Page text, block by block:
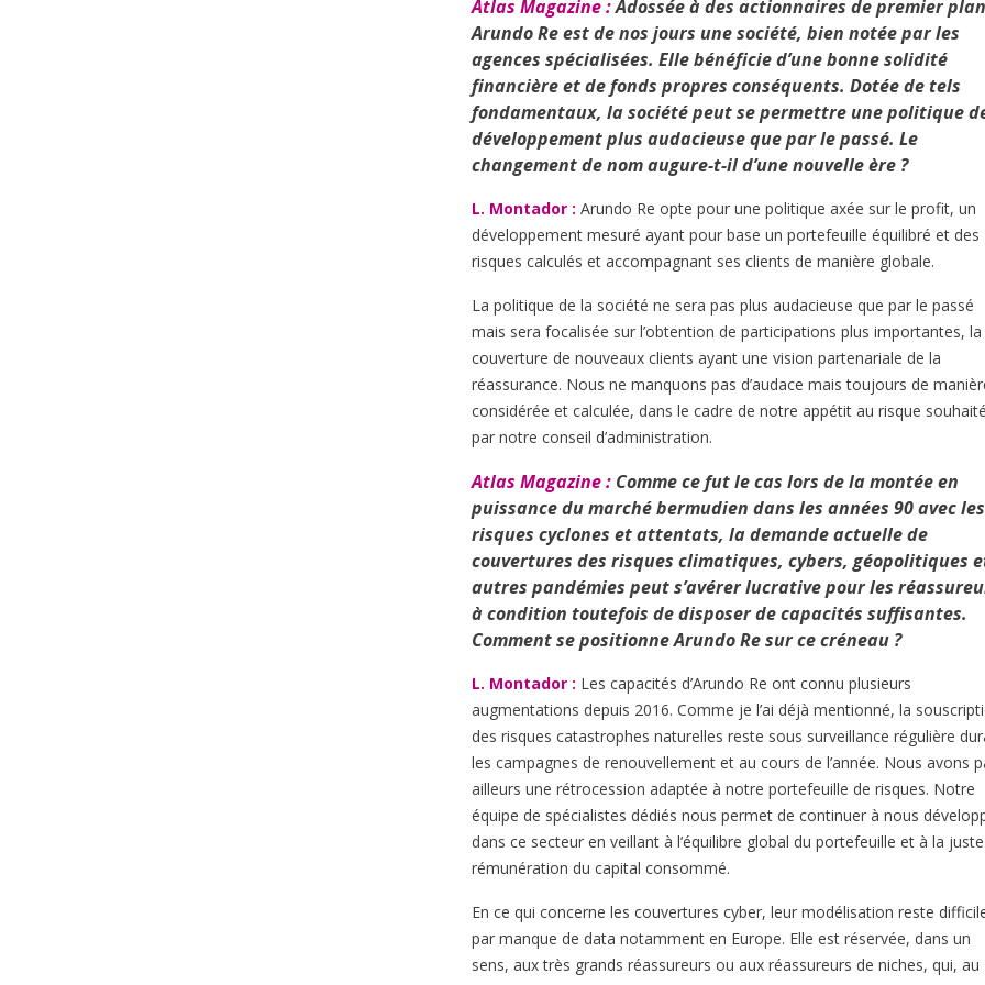
Atlas Magazine :Adossée à des actionnaires de premier
Arundo Re est de nos jours une société, bien notée par les
agences spécialisées. Elle bénéficie d’une bonne solidité
financière et de fonds propres conséquents. Dotée de tels
fondamentaux, la société peut se permettre une politique
développement plus audacieuse que par le passé. Le
changement de nom augure-t-il d’une nouvelle ère ?
L. Montador : Arundo Re opte pour une politique axée sur le profit, un
développement mesuré ayant pour base un portefeuille équilibré et des
risques calculés et accompagnant ses clients de manière globale.
La politique de la société ne sera pas plus audacieuse que par le passé
mais sera focalisée sur l’obtention de participations plus importantes, la
couverture de nouveaux clients ayant une vision partenariale de la
réassurance. Nous ne manquons pas d’audace mais toujours de
considérée et calculée, dans le cadre de notre appétit au risque souhaité
par notre conseil d’administration.
Atlas Magazine : Comme ce fut le cas lors de la montée en
puissance du marché bermudien dans les années 90 avec les
risques cyclones et attentats, la demande actuelle de
couvertures des risques climatiques, cybers, géopolitiques
autres pandémies peut s’avérer lucrative pour les
à condition toutefois de disposer de capacités suffisantes.
Comment se positionne Arundo Re sur ce créneau ?
L. Montador : Les capacités d’Arundo Re ont connu plusieurs
augmentations depuis 2016. Comme je l’ai déjà mentionné, la
des risques catastrophes naturelles reste sous surveillance régulière
les campagnes de renouvellement et au cours de l’année. Nous avons
ailleurs une rétrocession adaptée à notre portefeuille de risques. Notre
équipe de spécialistes dédiés nous permet de continuer à nous
dans ce secteur en veillant à l’équilibre global du portefeuille et à la juste
rémunération du capital consommé.
En ce qui concerne les couvertures cyber, leur modélisation reste
par manque de data notamment en Europe. Elle est réservée, dans un
sens, aux très grands réassureurs ou aux réassureurs de niches, qui, au